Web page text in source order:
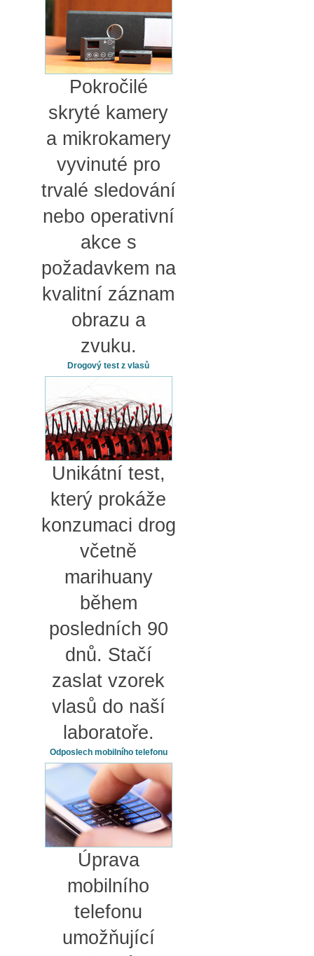
Pokročilé
skryté kamery
a mikrokamery
vyvinuté pro
trvalé sledování
nebo operativní
akce s
požadavkem na
kvalitní záznam
obrazu a
zvuku.
Drogový test z vlasů
Unikátní test,
který prokáže
konzumaci drog
včetně
marihuany
během
posledních 90
dnů. Stačí
zaslat vzorek
vlasů do naší
laboratoře.
Odposlech mobilního telefonu
Úprava
mobilního
telefonu
umožňující